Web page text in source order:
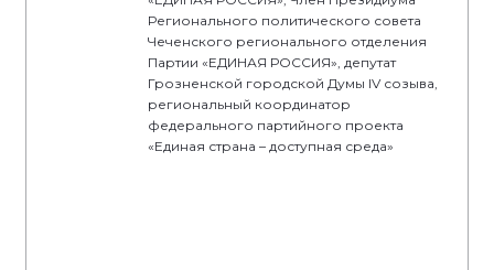
Регионального политического совета
Чеченского регионального отделения
Партии «ЕДИНАЯ РОССИЯ», депутат
Грозненской городской Думы IV созыва,
региональный координатор
федерального партийного проекта
«Единая страна – доступная среда»